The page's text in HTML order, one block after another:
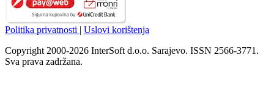
Politika privatnosti | Uslovi korištenja
Copyright 2000-2026 InterSoft d.o.o. Sarajevo. ISSN 2566-3771.
Sva prava zadržana.